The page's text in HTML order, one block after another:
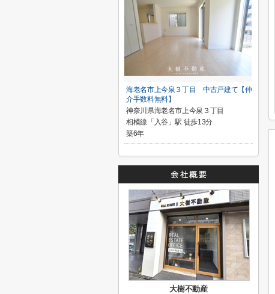
海老名市上今泉３丁目 中古戸建て【仲
介手数料無料】
神奈川県海老名市上今泉３丁目
相模線「入谷」駅 徒歩13分
築6年
大樹不動産